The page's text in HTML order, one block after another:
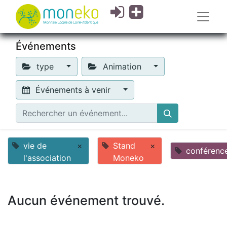
Événements
type Animation
Événements à venir
vie de
l'association
×
Stand
Moneko
×
Aucun événement trouvé.